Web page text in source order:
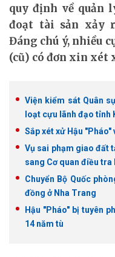
quy định về quản
đoạt tài sản xảy
Đáng chú ý, nhiều
(cũ) có đơn xin xét
Viện kiểm sát Quân
loạt cựu lãnh đạo tỉnh
Sắp xét xử Hậu
Vụ sai phạm giao đất
sang Cơ quan điều tra
Chuyển Bộ Quốc
đồng ở Nha Trang
Hậu "Pháo" bị tuyên
14 năm tù